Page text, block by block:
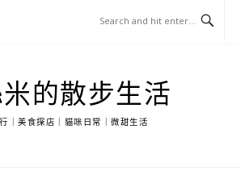
的散步生活
｜美食探店｜貓咪日常｜微甜生活